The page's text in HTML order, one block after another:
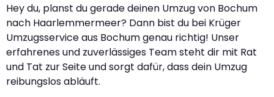
Hey du, planst du gerade deinen Umzug von Bochum
nach Haarlemmermeer? Dann bist du bei Krüger
Umzugsservice aus Bochum genau richtig! Unser
erfahrenes und zuverlässiges Team steht dir mit Rat
und Tat zur Seite und sorgt dafür, dass dein Umzug
reibungslos abläuft.